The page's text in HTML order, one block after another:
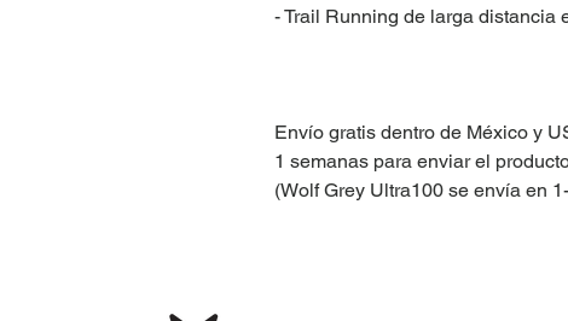
- Trail Running de larga distancia
Envío gratis dentro de México y
1 semanas para enviar el
(Wolf Grey Ultra100 se envía en